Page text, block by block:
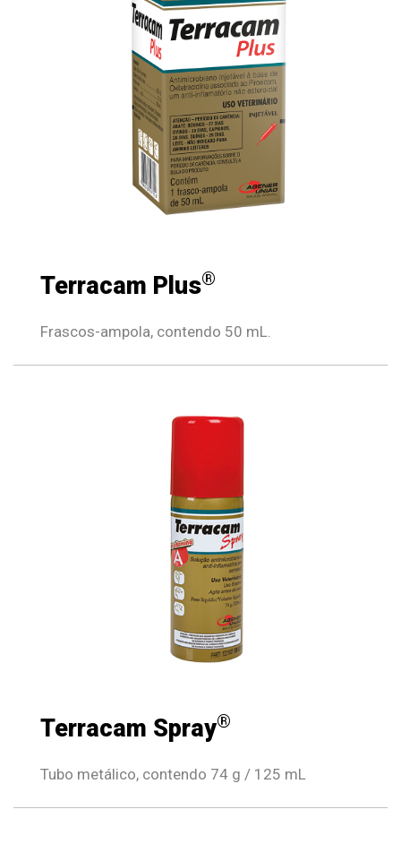
Terracam Plus®
Frascos-ampola, contendo 50 mL.
Terracam Spray®
Tubo metálico, contendo 74 g / 125 mL